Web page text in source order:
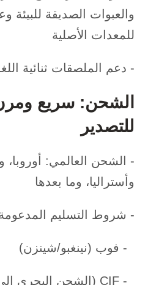
والعبوات الصديقة للبيئة
للمعدات الأصلية
- دعم الملصقات ثنائية
الشحن: سريع
للتصدير
- الشحن العالمي: أوروبا،
وأستراليا، وما بعدها
- شروط التسليم
- فوب (نينغبو/شينزن)
- CIF (الشحن البحري إلى أقرب ميناء إليك)